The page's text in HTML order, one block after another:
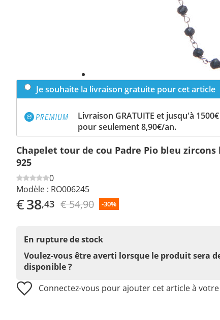
Je souhaite la livraison gratuite pour cet article
Livraison GRATUITE et jusqu'à
pour seulement 8,90€/an.
Chapelet tour de cou Padre Pio bleu
925
0
Modèle : RO006245
€38,43 € 54,90 -30%
En rupture de stock
Voulez-vous être averti lorsque le produit sera
disponible ?
Connectez-vous pour ajouter cet article à